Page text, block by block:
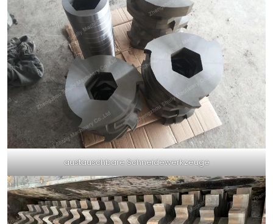
austauschbare Schneidewerkzeuge